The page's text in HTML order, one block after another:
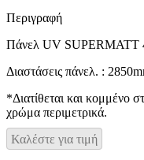
Περιγραφή
Πάνελ UV
Διαστάσεις πάνελ. :
*Διατίθεται και κομμένο
χρώμα περιμετρικά.
Καλέστε για τιμή